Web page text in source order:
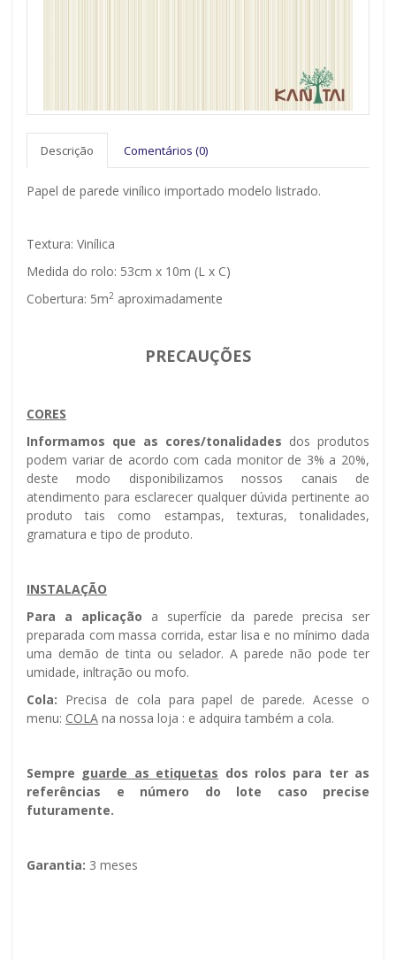
Descrição Comentários (0)
Papel de parede vinílico importado modelo listrado.
Textura: Vinílica
Medida do rolo: 53cm x 10m (L x C)
Cobertura: 5m2 aproximadamente
PRECAUÇÕES
CORES
Informamos que as cores/tonalidades dos produtos
podem variar de acordo com cada monitor de 3% a 20%,
deste modo disponibilizamos nossos canais de
atendimento para esclarecer qualquer dúvida pertinente ao
produto tais como estampas, texturas, tonalidades,
gramatura e tipo de produto.
INSTALAÇÃO
Para a aplicação a superfície da parede precisa ser
preparada com massa corrida, estar lisa e no mínimo dada
uma demão de tinta ou selador. A parede não pode ter
umidade, infiltração ou mofo.
Cola: Precisa de cola para papel de parede. Acesse o
menu: COLA na nossa loja : e adquira também a cola.
Sempre guarde as etiquetas dos rolos para ter as
referências e número do lote caso precise
futuramente.
Garantia: 3 meses